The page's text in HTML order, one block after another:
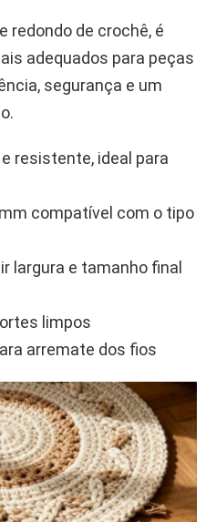
redondo de crochê, é
adequados para peças
segurança e um
resistente, ideal para
compatível com o tipo
largura e tamanho final
limpos
arremate dos fios